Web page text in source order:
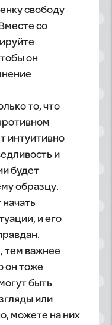
свободу
со
он
то, что
интуитивно
и
будет
образцу.
и его
тем важнее
он тоже
быть
или
можете на них